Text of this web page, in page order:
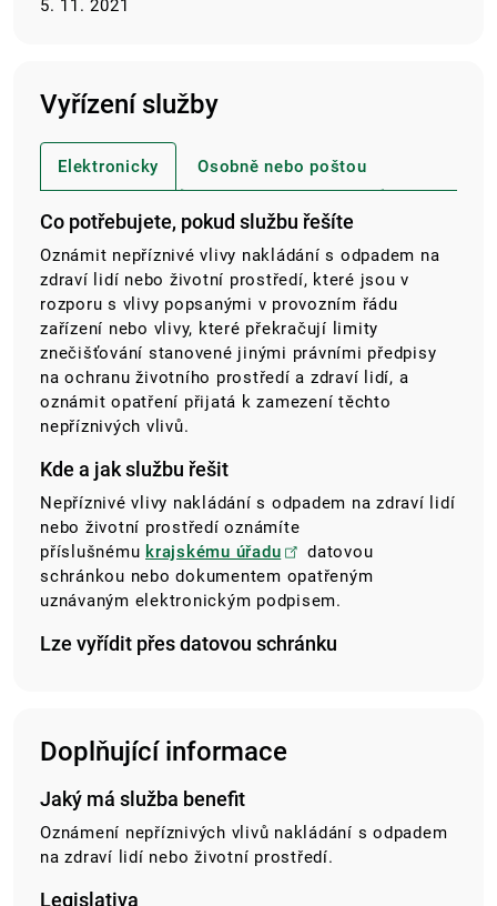
5. 11. 2021
Vyřízení služby
Elektronicky Osobně nebo poštou
Co potřebujete, pokud službu řešíte
Oznámit nepříznivé vlivy nakládání s odpadem na
zdraví lidí nebo životní prostředí, které jsou v
rozporu s vlivy popsanými v provozním řádu
zařízení nebo vlivy, které překračují limity
znečišťování stanovené jinými právními předpisy
na ochranu životního prostředí a zdraví lidí, a
oznámit opatření přijatá k zamezení těchto
nepříznivých vlivů.
Kde a jak službu řešit
Nepříznivé vlivy nakládání s odpadem na zdraví lidí
nebo životní prostředí oznámíte
příslušnému krajskému úřadu
datovou
schránkou nebo dokumentem opatřeným
uznávaným elektronickým podpisem.
Lze vyřídit přes datovou schránku
Doplňující informace
Jaký má služba benefit
Oznámení nepříznivých vlivů nakládání s odpadem
na zdraví lidí nebo životní prostředí.
Legislativa